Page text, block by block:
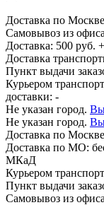
Доставка по
Самовывоз из
Доставка: 500 руб.
Доставка
Пункт выдачи
Курьером
доставки: -
Не указан город.
Не указан город.
Доставка по
Доставка по МО:
МКаД
Курьером
Пункт выдачи
Самовывоз из